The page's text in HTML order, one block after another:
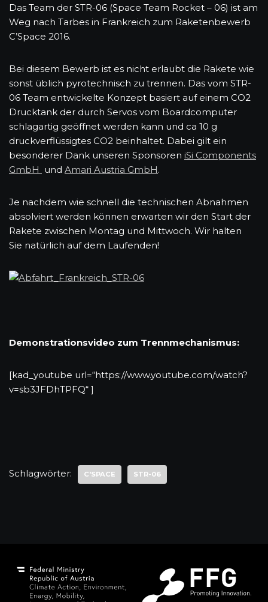
Das Team der STR-06 (Space Team Rocket – 06) ist am
Weg nach Tarbes in Frankreich zum Raketenbewerb
C’Space 2016.
Bei diesem Bewerb ist es nicht erlaubt die Rakete wie
sonst üblich pyrotechnisch zu trennen. Das vom STR-
06 Team entwickelte Konzept basiert auf einem CO2
Drucktank der durch Servos vom Boardcomputer
schlagartig geöffnet werden kann und ca 10 g
druckverflüssigtes CO2 beinhaltet. Dabei gilt ein
besonderer Dank unseren Sponsoren iSi Components
GmbH und Amari Austria GmbH.
Je nachdem wie schnell die technischen Abnahmen
absolviert werden können erwarten wir den Start der
Rakete zwischen Montag und Mittwoch. Wir halten
Sie natürlich auf dem Laufenden!
Demonstrationsvideo zum Trennmechanismus:
[kad_youtube url=“https://www.youtube.com/watch?
v=sb3JFDhTPFQ“ ]
Schlagwörter: C'SPACE STR-06